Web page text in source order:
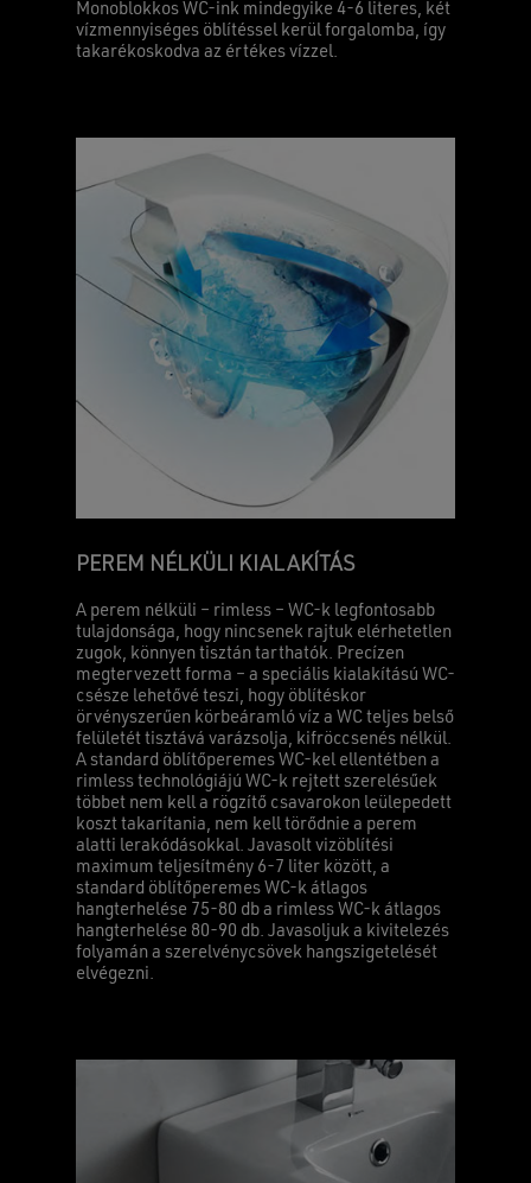
Monoblokkos WC-ink mindegyike 4-6 literes, két
vízmennyiséges öblítéssel kerül forgalomba, így
takarékoskodva az értékes vízzel.
PEREM NÉLKÜLI KIALAKÍTÁS
A perem nélküli – rimless – WC-k legfontosabb
tulajdonsága, hogy nincsenek rajtuk elérhetetlen
zugok, könnyen tisztán tarthatók. Precízen
megtervezett forma – a speciális kialakítású WC-
csésze lehetővé teszi, hogy öblítéskor
örvényszerűen körbeáramló víz a WC teljes belső
felületét tisztává varázsolja, kifröccsenés nélkül.
A standard öblítőperemes WC-kel ellentétben a
rimless technológiájú WC-k rejtett szerelésűek
többet nem kell a rögzítő csavarokon leülepedett
koszt takarítania, nem kell törődnie a perem
alatti lerakódásokkal. Javasolt vizöblítési
maximum teljesítmény 6-7 liter között, a
standard öblítőperemes WC-k átlagos
hangterhelése 75-80 db a rimless WC-k átlagos
hangterhelése 80-90 db. Javasoljuk a kivitelezés
folyamán a szerelvénycsövek hangszigetelését
elvégezni.